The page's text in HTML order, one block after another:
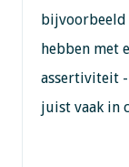
bijvoorbeeld
hebben met
assertiviteit
juist vaak in